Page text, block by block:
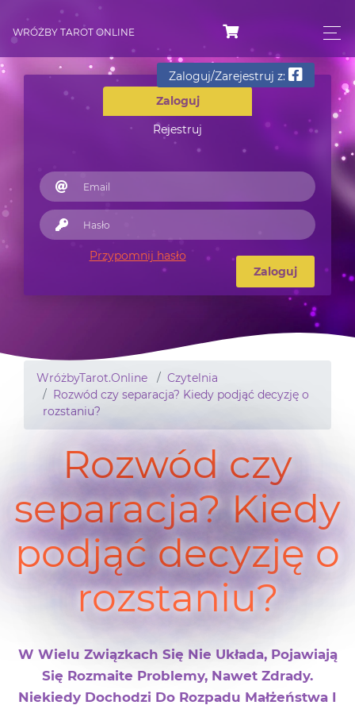
WRÓŻBY TAROT ONLINE
Zaloguj
Rejestruj
Zaloguj/Zarejestruj z:
Przypomnij hasło
Zaloguj
WróżbyTarot.Online
Czytelnia
Rozwód czy separacja? Kiedy podjąć decyzję o
rozstaniu?
Rozwód czy
separacja? Kiedy
podjąć decyzję o
rozstaniu?
W Wielu Związkach Się Nie Układa, Pojawiają
Się Rozmaite Problemy, Nawet Zdrady.
Niekiedy Dochodzi Do Rozpadu Małżeństwa I